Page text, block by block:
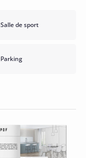
Salle de sport
Parking